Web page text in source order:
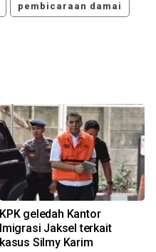
pembicaraan damai
KPK geledah Kantor
Imigrasi Jaksel terkait
kasus Silmy Karim